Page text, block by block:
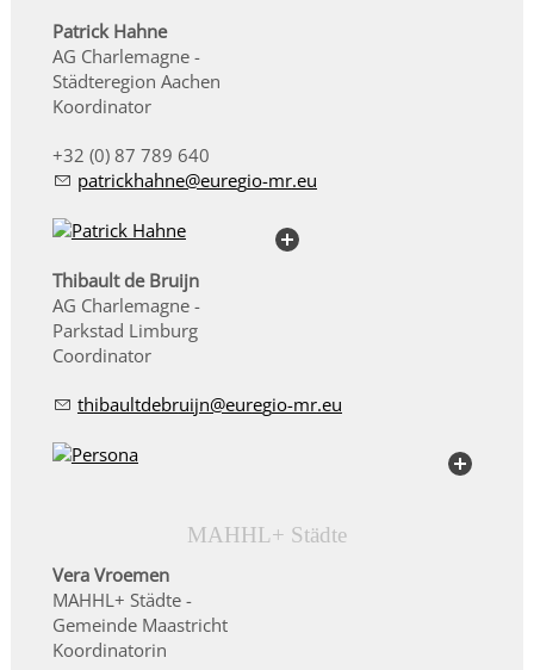
Patrick Hahne
AG Charlemagne -
Städteregion Aachen
Koordinator
+32 (0) 87 789 640
p tr ckh hn r g -mr
Thibault de Bruijn
AG Charlemagne -
Parkstad Limburg
Coordinator
th b ltd br jn r g -mr
MAHHL+ Städte
Vera Vroemen
MAHHL+ Städte -
Gemeinde Maastricht
Koordinatorin